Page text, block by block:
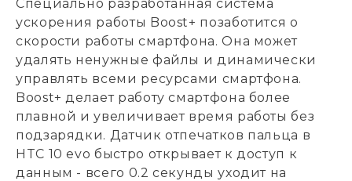
Специально разработанная система
ускорения работы Boost+ позаботится о
скорости работы смартфона. Она может
удалять ненужные файлы и динамически
управлять всеми ресурсами смартфона.
Boost+ делает работу смартфона более
плавной и увеличивает время работы без
подзарядки. Датчик отпечатков пальца в
HTC 10 evo быстро открывает к доступ к
данным - всего 0.2 секунды уходит на